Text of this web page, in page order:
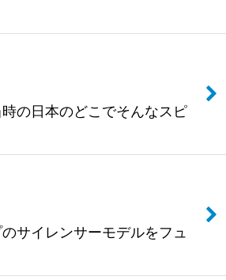
の日本のどこでそんなスピ
サイレンサーモデルをフュ